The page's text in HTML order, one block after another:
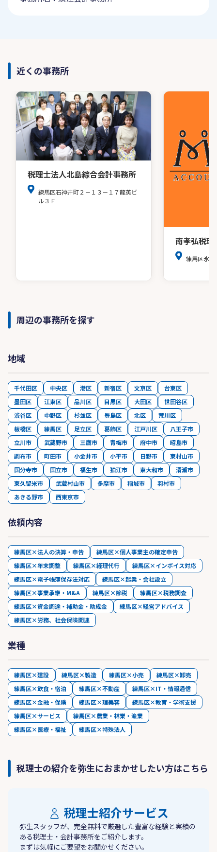
近くの事務所
税理士法人北島綜合会計事務所
練馬区石神井町２－１３－１７龍英ビ
ル３Ｆ
南孝弘税理
練馬区氷川
周辺の事務所を探す
地域
千代田区 中央区 港区 新宿区 文京区
台東区
墨田区
江東区 品川区 目黒区 大田区
世田谷区
渋谷区
中野区 杉並区 豊島区 北区
荒川区
板橋区
練馬区 足立区 葛飾区 江戸川区
八王子市
立川市
武蔵野市 三鷹市 青梅市 府中市
昭島市
調布市
町田市 小金井市 小平市 日野市
東村山市
国分寺市
国立市 福生市 狛江市 東大和市
清瀬市
東久留米市
武蔵村山市 多摩市 稲城市
羽村市
あきる野市
西東京市
依頼内容
練馬区×法人の決算・申告
練馬区×個人事業主の確定申告
練馬区×年末調整
練馬区×経理代行
練馬区×インボイス対応
練馬区×電子帳簿保存法対応
練馬区×起業・会社設立
練馬区×事業承継・M&A
練馬区×節税
練馬区×税務調査
練馬区×資金調達・補助金・助成金
練馬区×経営アドバイス
練馬区×労務、社会保険関連
業種
練馬区×建設 練馬区×製造 練馬区×小売
練馬区×卸売
練馬区×飲食・宿泊
練馬区×不動産
練馬区×IT・情報通信
練馬区×金融・保険
練馬区×理美容
練馬区×教育・学術支援
練馬区×サービス
練馬区×農業・林業・漁業
練馬区×医療・福祉
練馬区×特殊法人
税理士の紹介を弥生におまかせしたい方はこちら
税理士紹介サービス
弥生スタッフが、完全無料で厳選した豊富な経験と実績の
ある税理士・会計事務所をご紹介します。
まずは気軽にご要望をお聞かせください。